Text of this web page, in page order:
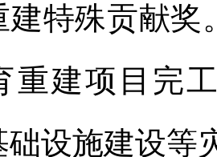
建特殊贡献奖
重建项目完
础设施建设等